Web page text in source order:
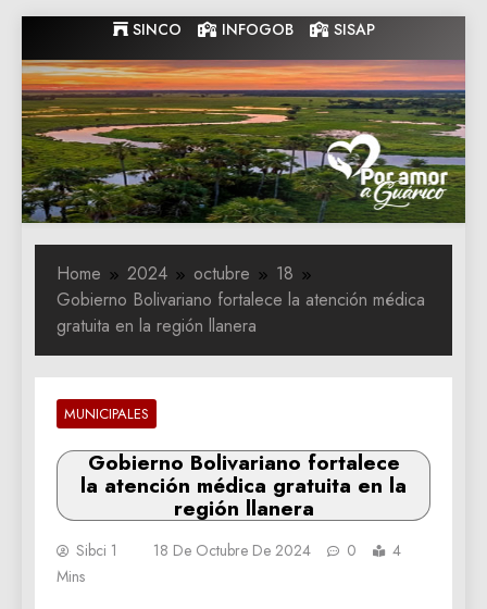
to
content
SINCO INFOGOB SISAP
Gobernacion
de Guarico
Gobernacion de Guarico
Home 2024 octubre
18
Gobierno Bolivariano fortalece la atención médica
gratuita en la región llanera
MUNICIPALES
Gobierno Bolivariano fortalece
la atención médica gratuita en la
región llanera
Sibci 1 18 De Octubre De 2024 0
4
Mins